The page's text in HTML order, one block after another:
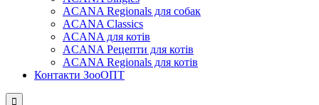
ACANA Regionals для собак
ACANA Classics
ACANA для котів
ACANA Рецепти для котів
ACANA Regionals для котів
Контакти ЗооОПТ
